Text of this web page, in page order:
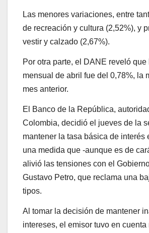
Las menores variaciones, entre
de recreación y cultura (2,52%), y
vestir y calzado (2,67%).
Por otra parte, el DANE reveló
mensual de abril fue del 0,78%, la
mes anterior.
El Banco de la República,
Colombia, decidió el jueves de la
mantener la tasa básica de interés
una medida que -aunque es de
alivió las tensiones con el
Gustavo Petro, que reclama una
tipos.
Al tomar la decisión de mantener
intereses, el emisor tuvo en cuenta